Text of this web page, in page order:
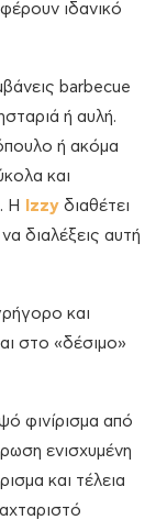
ιδανικό
barbecue
ή αυλή.
ή ακόμα
και
Η
Izzy διαθέτει
διαλέξεις αυτή
και
στο «δέσιμο»
φινίρισμα από
ενισχυμένη
και τέλεια